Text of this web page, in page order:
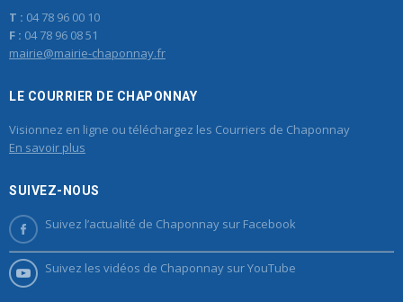
T : 04 78 96 00 10
F : 04 78 96 08 51
mairie@mairie-chaponnay.fr
LE COURRIER DE CHAPONNAY
Visionnez en ligne ou téléchargez les Courriers de Chaponnay
En savoir plus
SUIVEZ-NOUS
Suivez l’actualité de Chaponnay sur Facebook
Suivez les vidéos de Chaponnay sur YouTube